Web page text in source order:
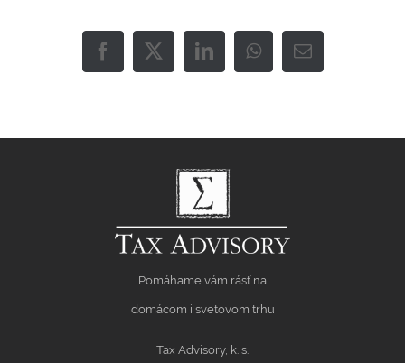
Facebook
X LinkedInWhatsAppEmail
Pomáhame vám rásť na
domácom i svetovom trhu
Tax Advisory, k. s.